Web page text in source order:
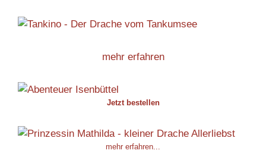
mehr erfahren
Jetzt bestellen
mehr erfahren...